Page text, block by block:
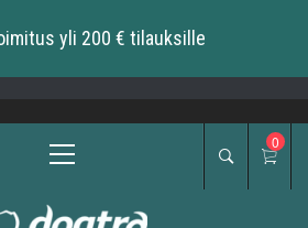
yli 200 € tilauksille
Menu
0